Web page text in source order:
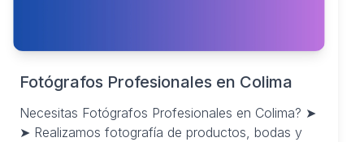
Fotógrafos Profesionales en Colima
Necesitas Fotógrafos Profesionales en Colima? ➤
➤ Realizamos fotografía de productos, bodas y